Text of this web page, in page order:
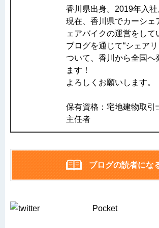
香川県出身。2019年入社
現在、香川県でカーシェ
ェアバイクの運営をして
ブログを通じて“シェア
ついて、香川から全国へ
ます！
よろしくお願いします。
保有資格：宅地建物取引
主任者
ブログの読者にな
Pocket